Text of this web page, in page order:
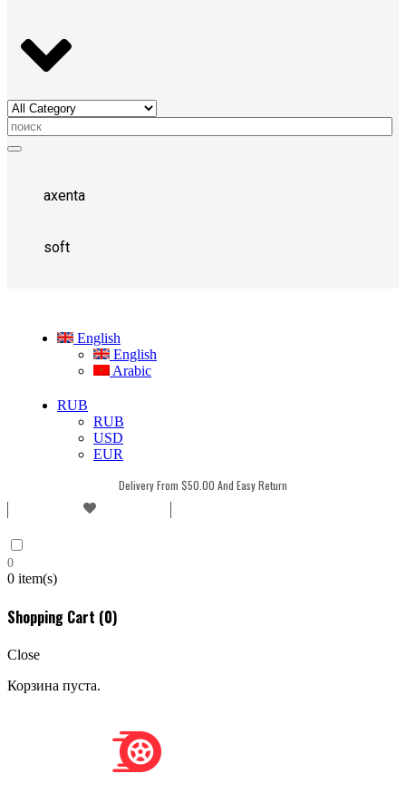
axenta
soft
English
English
Arabic
RUB
RUB
USD
EUR
Delivery From $50.00 And Easy Return
0
0 item(s)
Shopping Cart (0)
Close
Корзина пуста.